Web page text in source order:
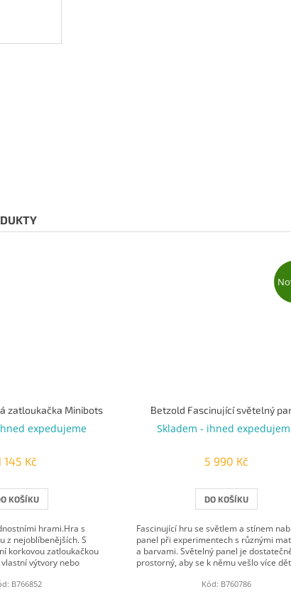
zatloukačka Minibots
expedujeme
145 Kč
KOŠÍKU
hrami.Hra s
z nejoblíbenějších. S
korkovou zatloukačkou
výtvory nebo
B766852
Betzold Fascinující světelný
Skladem - ihned
5 990 Kč
DO KOŠÍKU
Fascinující hru se světlem a stínem
panel při experimentech s různými
a barvami. Světelný panel je
prostorný, aby se k němu vešlo více
Kód: B760786